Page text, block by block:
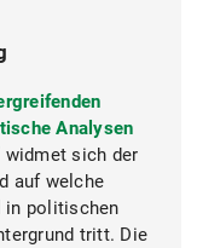
Analysen
widmet sich der
auf welche
in politischen
tritt. Die